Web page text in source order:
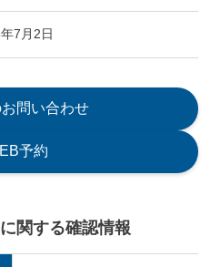
7月2日
問い合わせ
予約
関する確認情報